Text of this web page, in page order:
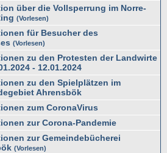
über die Vollsperrung im Norre-
Vorlesen
für Besucher des
Vorlesen
zu den Protesten der Landwirte
- 12.01.2024
zu den Spielplätzen im
Ahrensbök
zum CoronaVirus
zur Corona-Pandemie
zur Gemeindebücherei
Vorlesen